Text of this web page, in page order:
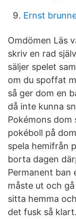
Ernst
Omdömen Läs
skriv en rad
säljer spelet
om du spoffat
så ger dom en
då inte kunna
Pokémons
pokéboll på
spela hemifrån
borta dagen
Permanent ban
måste ut och
sitta hemma
det fusk så